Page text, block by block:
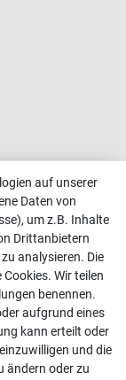
auf unserer
Daten von
um z.B. Inhalte
Drittanbietern
analysieren. Die
Wir teilen
benennen.
aufgrund eines
kann erteilt oder
und die
ändern oder zu